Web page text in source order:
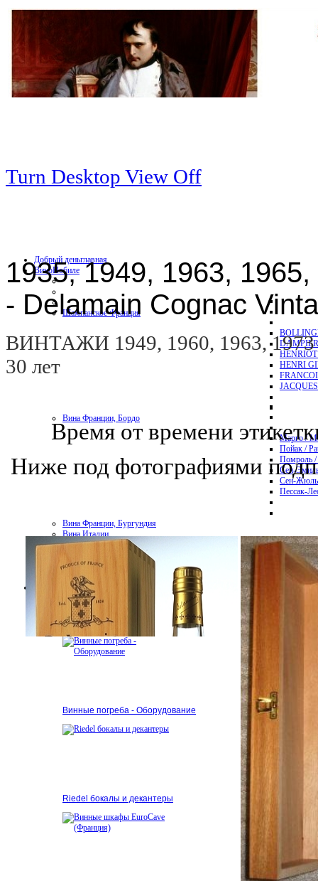
Turn Desktop View Off
Добрый деньглавная
ВиноНобиле
Шампанское Франция
HENRI
Вина Франции, Бордо
Марго /
Пойак /
Помроль /
Сен-
Сен-
Пессак-
Вина Франции, Бургундия
Вина Италии
Вина Америки
Вина Франции, Лангедок
Важно
Аксессуары
Винные погреба - Оборудование
Riedel бокалы и декантеры
1935, 1949, 1963,
- Delamain Cognac
ВИНТАЖИ 1949, 1960, 1963, 1973
30 лет
Время от времени
Ниже под фотографиями